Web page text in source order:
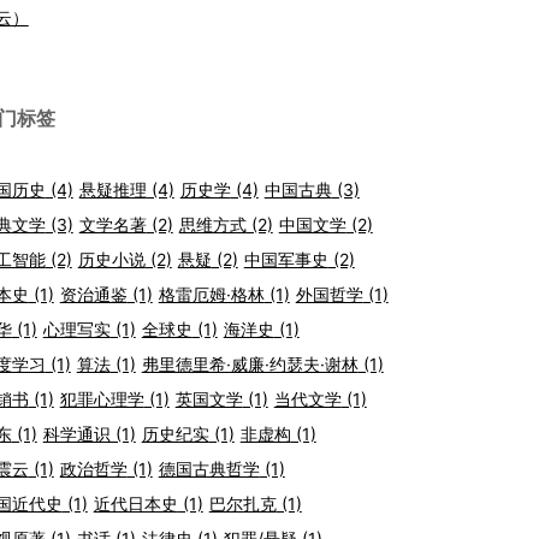
）
标签
历史 (4) 悬疑推理 (4) 历史学(4) 中国古典(3)
文学(3) 文学名著(2) 思维方式(2) 中国文学(2)
智能(2) 历史小说(2) 悬疑 (2) 中国军事史 (2)
史 (1) 资治通鉴(1) 格雷厄姆·格林(1) 外国哲学(1)
(1) 心理写实(1) 全球史 (1) 海洋史 (1)
学习 (1) 算法(1) 弗里德里希·威廉·约瑟夫·谢林(1)
书 (1) 犯罪心理学(1) 英国文学(1) 当代文学(1)
(1) 科学通识 (1) 历史纪实(1) 非虚构 (1)
云 (1) 政治哲学(1) 德国古典哲学(1)
近代史 (1) 近代日本史 (1) 巴尔扎克(1)